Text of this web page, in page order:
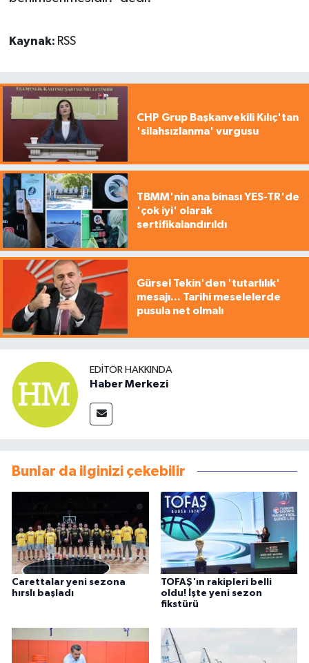
Kaynak: RSS
CHP Grup Başkanvekili Kılıç'tan
'silahsızlanma' vurgusu
TBMM'nin ana binası YES-TR'de
'çok iyi' olarak
sertifikalandırıldı
Gürsel Tekin'den 'tutarlılık'
mesajı... Tarihi meselelerde
pusula net olmalı
EDITÖR HAKKINDA
Haber Merkezi
Bunlar da ilginizi çekebilir
Carettalar yeni sezona
hırslı başladı
TOFAŞ'ın rakipleri belli
oldu! İşte yeni sezon
fikstürü